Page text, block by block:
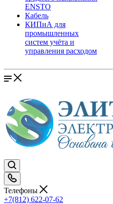
ENSTO
Кабель
КИПиА для
промышленных
систем учёта и
управления расходом
Телефоны
+7(812) 622-07-62